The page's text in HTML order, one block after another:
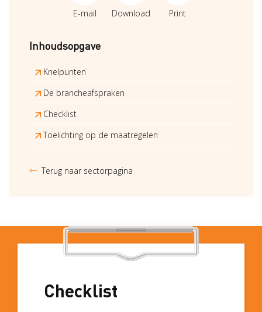
E-mail Download Print
Inhoudsopgave
Knelpunten
De brancheafspraken
Checklist
Toelichting op de maatregelen
Terug naar sectorpagina
Checklist